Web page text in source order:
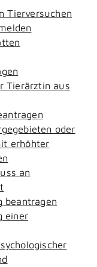
Tierversuchen
Tierärztin aus
oder
erhöhter
an
beantragen
einer